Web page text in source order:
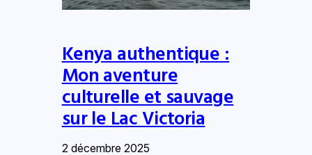
Kenya authentique :
Mon aventure
culturelle et sauvage
sur le Lac Victoria
2 décembre 2025